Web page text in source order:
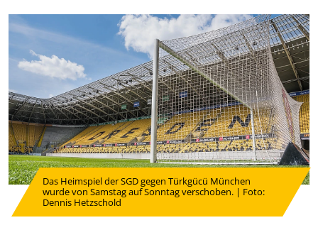
Das Heimspiel der SGD gegen Türkgücü München
wurde von Samstag auf Sonntag verschoben. | Foto:
Dennis Hetzschold